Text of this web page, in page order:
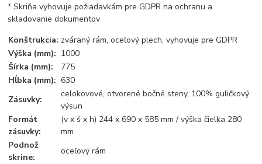
* Skriňa vyhovuje požiadavkám pre GDPR na ochranu a
skladovanie dokumentov
Konštrukcia: zváraný rám, oceľový plech, vyhovuje pre GDPR
Výška (mm): 1000
Šírka (mm):
775
Hĺbka (mm): 630
Zásuvky:
celokovové, otvorené bočné steny, 100% guličkový
výsun
Formát
zásuvky:
(v x š x h) 244 x 690 x 585 mm / výška čielka 280
mm
Podnož
skrine:
oceľový rám